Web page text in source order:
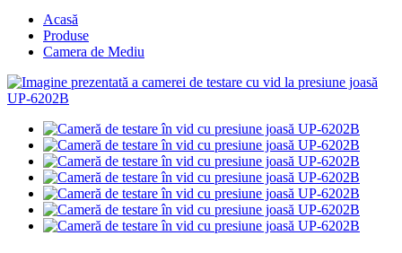
Acasă
Produse
Camera de Mediu